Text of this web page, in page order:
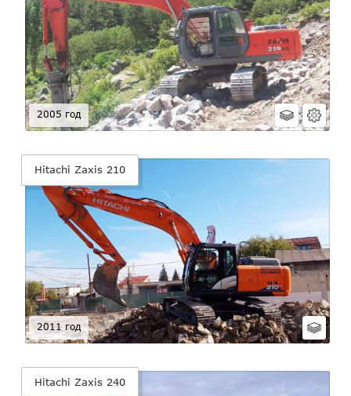
2005 год
Hitachi Zaxis 210
2011 год
Hitachi Zaxis 240